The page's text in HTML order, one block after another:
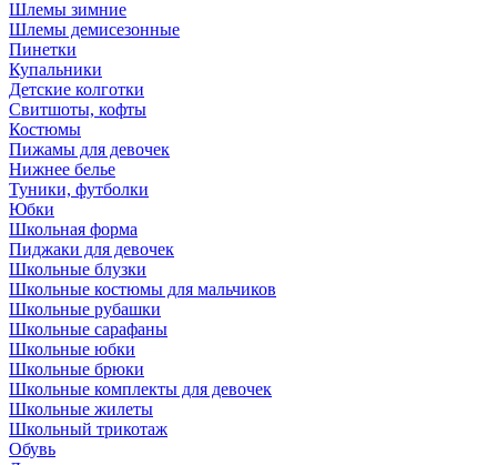
Шлемы зимние
Шлемы демисезонные
Пинетки
Купальники
Детские колготки
Свитшоты, кофты
Костюмы
Пижамы для девочек
Нижнее белье
Туники, футболки
Юбки
Школьная форма
Пиджаки для девочек
Школьные блузки
Школьные костюмы для мальчиков
Школьные рубашки
Школьные сарафаны
Школьные юбки
Школьные брюки
Школьные комплекты для девочек
Школьные жилеты
Школьный трикотаж
Обувь